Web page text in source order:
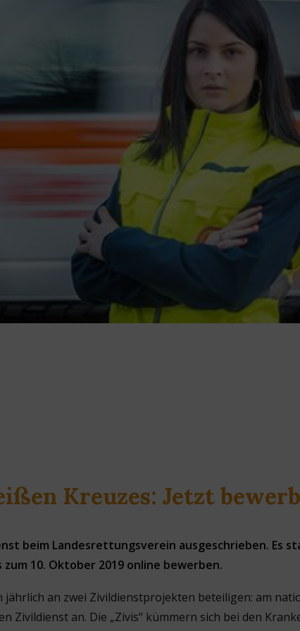
Kreuzes: Jetzt
beim Landesrettungsverein ausgeschrieben. Es
10. Oktober 2019 online bewerben.
jährlich an zwei Zivildienstprojekten beteiligen: am
Zivildienst an. Die „Zivis“ kümmern sich bei den